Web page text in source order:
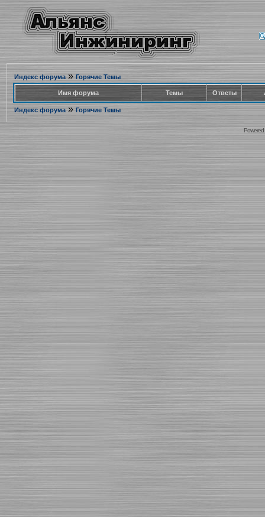
Индекс форума» Горячие Темы
Имя форума Темы Ответы
Индекс форума» Горячие Темы